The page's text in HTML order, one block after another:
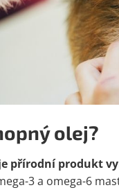
olej?
přírodní produkt
3 a omega-6